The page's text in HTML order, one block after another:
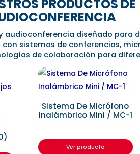
PRODUCTOS DE
audioconferencia diseñado para
sistemas de conferencias,
de colaboración para
Sistema De Micrófono
Inalámbrico Mini / MC-1
Ver producto